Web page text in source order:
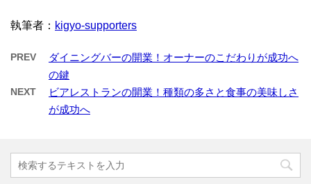
執筆者： kigyo-supporters
PREV
ダイニングバーの開業！オーナーのこだわりが成功へ
の鍵
NEXT
ビアレストランの開業！種類の多さと食事の美味しさ
が成功へ